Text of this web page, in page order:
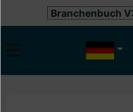
Branchenbuch